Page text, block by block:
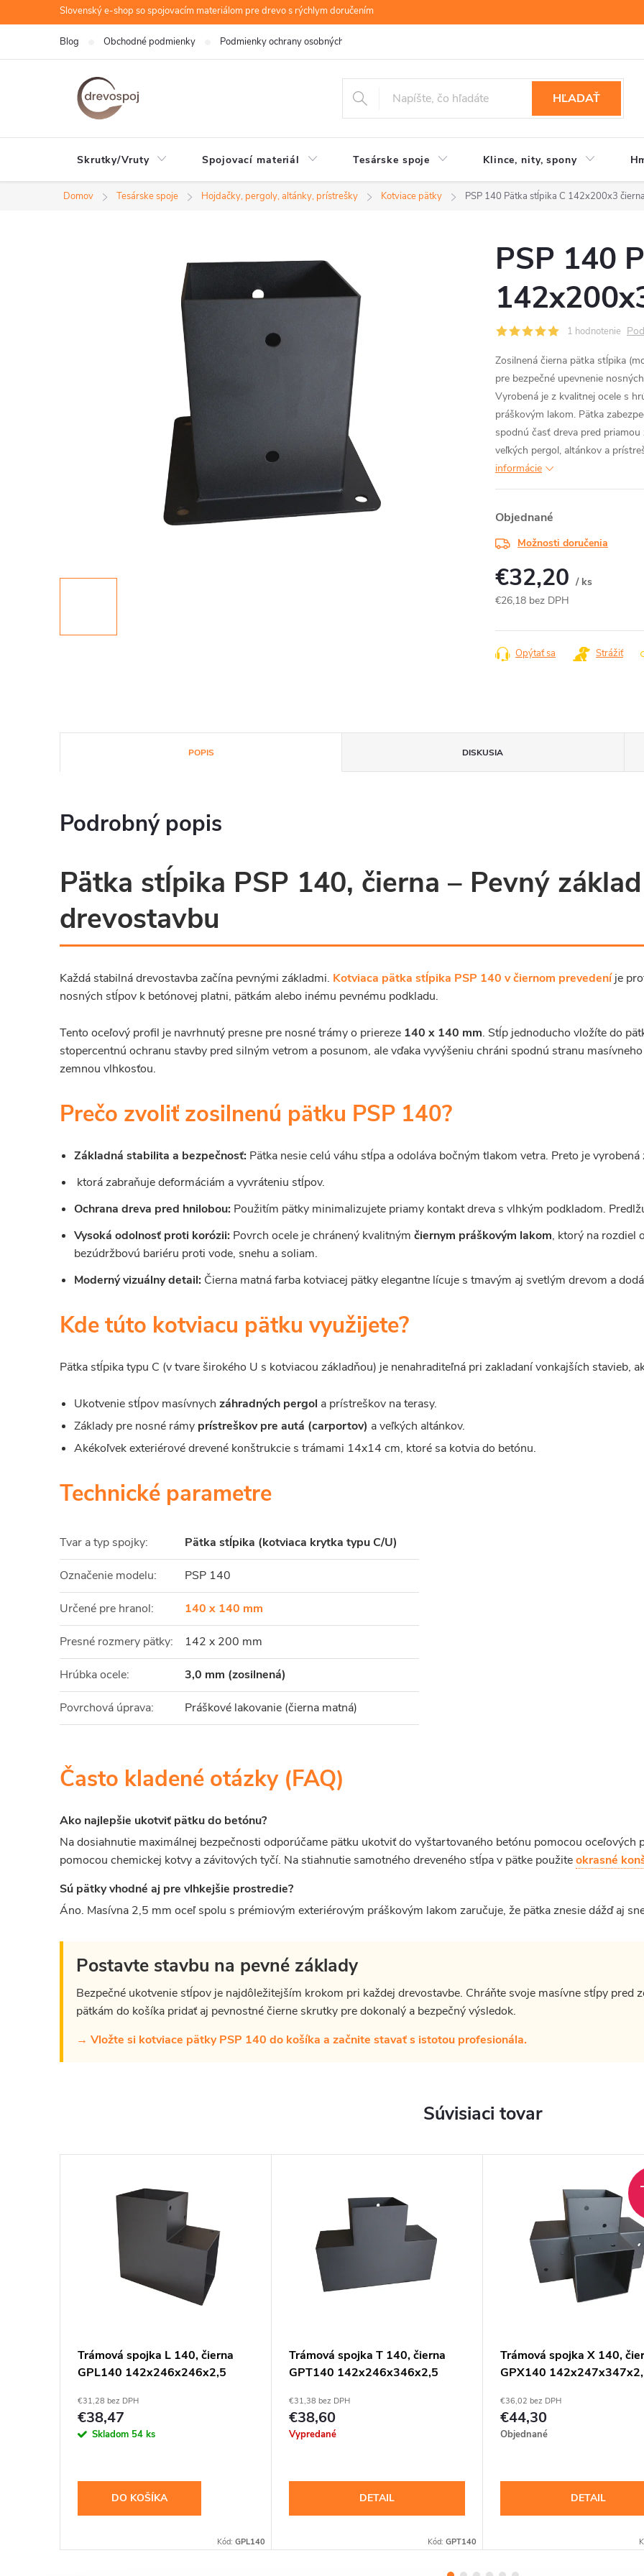
na
Slovenský e-shop so spojovacím materiálom pre drevo s rýchlym doručením
Blog Obchodné podmienky Podmienky ochrany osobných údajov
HĽADAŤ
Skrutky/Vruty Spojovací materiál Tesárske spoje Klince, nity, spony
Domov Tesárske spoje Hojdačky, pergoly, altánky, prístrešky Kotviace pätky PSP 140 Pätka stĺpika C 142x200x3 čierna
PSP 140
1 hodnotenie
Zosilnená čierna pätka stĺpika
pre bezpečné upevnenie
Vyrobená je z kvalitnej ocele s
práškovým lakom. Pätka
spodnú časť dreva pred
veľkých pergol, altánkov a
informácie
Objednané
Možnosti doručenia
€32,20 / ks
€26,18 bez DPH
cena:
Opýtať sa Strážiť
POPIS DISKUSIA
Podrobný popis
Pätka stĺpika PSP 140, čierna – Pevný
drevostavbu
Každá stabilná drevostavba začína pevnými základmi. Kotviaca pätka stĺpika PSP 140 v čiernom prevedeníje
nosných stĺpov k betónovej platni, pätkám alebo inému pevnému podkladu.
Tento oceľový profil je navrhnutý presne pre nosné trámy o priereze 140 x 140 mm. Stĺp jednoducho vložíte do
stopercentnú ochranu stavby pred silným vetrom a posunom, ale vďaka vyvýšeniu chráni spodnú stranu
zemnou vlhkosťou.
Prečo zvoliť zosilnenú pätku PSP 140?
Základná stabilita a bezpečnosť: Pätka nesie celú váhu stĺpa a odoláva bočným tlakom vetra. Preto je
ktorá zabraňuje deformáciám a vyvráteniu stĺpov.
Ochrana dreva pred hnilobou: Použitím pätky minimalizujete priamy kontakt dreva s vlhkým podkladom.
Vysoká odolnosť proti korózii: Povrch ocele je chránený kvalitným čiernym práškovým lakom, ktorý na rozdiel
bezúdržbovú bariéru proti vode, snehu a soliam.
Moderný vizuálny detail: Čierna matná farba kotviacej pätky elegantne lícuje s tmavým aj svetlým drevom a
Kde túto kotviacu pätku využijete?
Pätka stĺpika typu C (v tvare širokého U s kotviacou základňou) je nenahraditeľná pri zakladaní vonkajších stavieb,
Ukotvenie stĺpov masívnych záhradných pergol a prístreškov na terasy.
Základy pre nosné rámy prístreškov pre autá (carportov) a veľkých altánkov.
Akékoľvek exteriérové drevené konštrukcie s trámami 14x14 cm, ktoré sa kotvia do betónu.
Technické parametre
Tvar a typ spojky: Pätka stĺpika (kotviaca krytka typu C/U)
Označenie modelu: PSP 140
Určené pre hranol: 140 x 140 mm
Presné rozmery pätky: 142 x 200 mm
Hrúbka ocele: 3,0 mm (zosilnená)
Povrchová úprava: Práškové lakovanie (čierna matná)
Často kladené otázky (FAQ)
Ako najlepšie ukotviť pätku do betónu?
Na dosiahnutie maximálnej bezpečnosti odporúčame pätku ukotviť do vyštartovaného betónu pomocou
pomocou chemickej kotvy a závitových tyčí. Na stiahnutie samotného dreveného stĺpa v pätke použiteokrasné
Sú pätky vhodné aj pre vlhkejšie prostredie?
Áno. Masívna 2,5 mm oceľ spolu s prémiovým exteriérovým práškovým lakom zaručuje, že pätka znesie dážď aj
Postavte stavbu na pevné základy
Bezpečné ukotvenie stĺpov je najdôležitejším krokom pri každej drevostavbe. Chráňte svoje masívne stĺpy pred
pätkám do košíka pridať aj pevnostné čierne skrutky pre dokonalý a bezpečný výsledok.
→ Vložte si kotviace pätky PSP 140 do košíka a začnite stavať s istotou profesionála.
Súvisiaci tovar
Trámová spojka L 140, čierna
GPL140 142x246x246x2,5
€31,28 bez DPH
€38,47
Skladom 54 ks
DO KOŠÍKA
Kód: GPL140
Trámová spojka T 140, čierna
GPT140 142x246x346x2,5
€31,38 bez DPH
€38,60
Vypredané
DETAIL
Kód: GPT140
Trámová spojka X 140,
GPX140
€36,02 bez DPH
€44,30
Objednané
DETAIL